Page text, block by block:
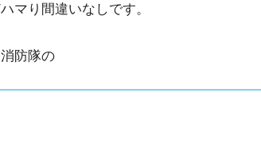
マり間違いなしです。
防隊の